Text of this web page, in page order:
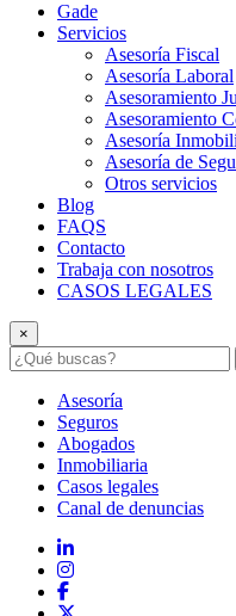
Gade
Servicios
Asesoría Fiscal
Asesoría Laboral
Asesoramiento
Asesoramiento
Asesoría
Asesoría de
Otros servicios
Blog
FAQS
Contacto
Trabaja con nosotros
CASOS LEGALES
×
Asesoría
Seguros
Abogados
Inmobiliaria
Casos legales
Canal de denuncias